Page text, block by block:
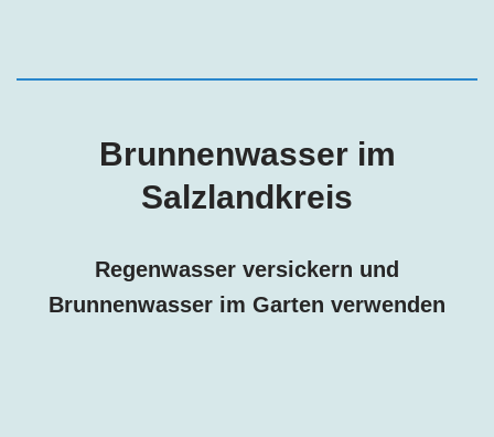
Brunnenwasser im
Salzlandkreis
Regenwasser versickern und
Brunnenwasser im Garten verwenden